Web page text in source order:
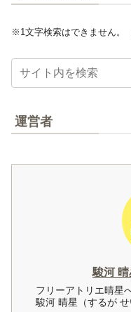
※1文字検索はできません。
運営者
駿河 晴
フリーアトリエ晴星
駿河 晴星（するが せ